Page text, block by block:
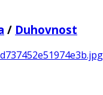
/ Duhovnost